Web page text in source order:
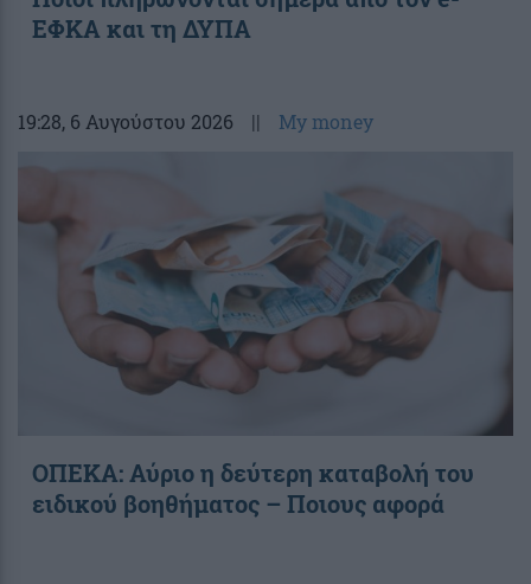
ΕΦΚΑ και τη ΔΥΠΑ
19:28, 6 Αυγούστου 2026 || My money
ΟΠΕΚΑ: Αύριο η δεύτερη καταβολή του
ειδικού βοηθήματος – Ποιους αφορά